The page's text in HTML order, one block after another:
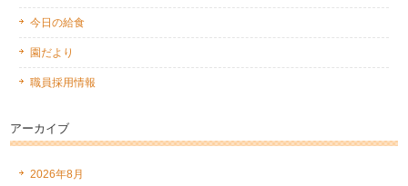
今日の給食
園だより
職員採用情報
アーカイブ
2026年8月